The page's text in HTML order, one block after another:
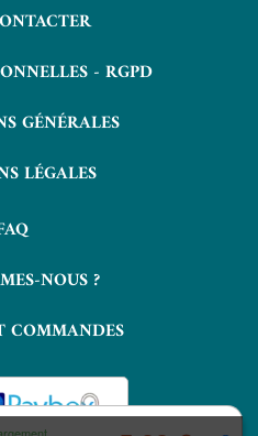
- RGPD
GÉNÉRALES
LÉGALES
NOUS ?
COMMANDES